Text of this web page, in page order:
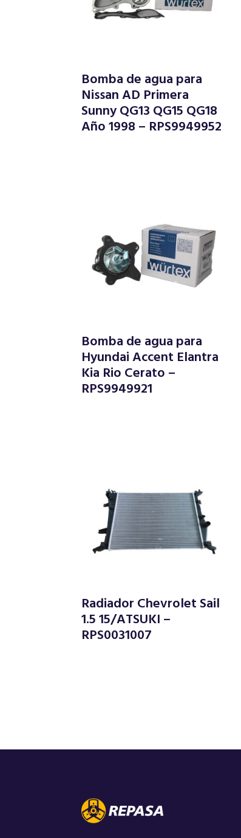
Bomba de agua para
Nissan AD Primera
Sunny QG13 QG15 QG18
Año 1998 – RPS9949952
Bomba de agua para
Hyundai Accent Elantra
Kia Rio Cerato –
RPS9949921
Radiador Chevrolet Sail
1.5 15/ATSUKI –
RPS0031007